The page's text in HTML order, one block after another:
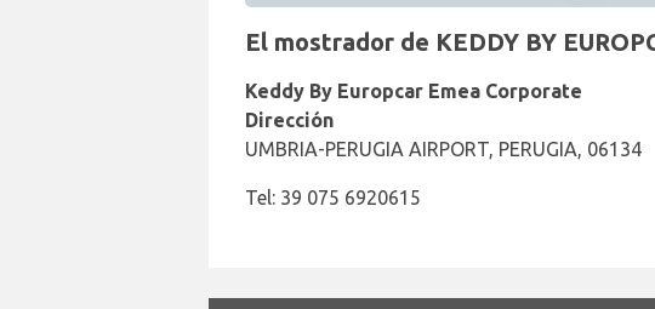
El mostrador de KEDDY BY
Keddy By Europcar Emea Corporate
Dirección
UMBRIA-PERUGIA AIRPORT, PERUGIA, 06134
Tel: 39 075 6920615